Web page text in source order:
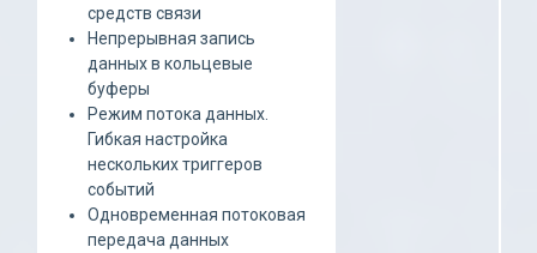
средств связи
Непрерывная запись
данных в кольцевые
буферы
Режим потока данных.
Гибкая настройка
нескольких триггеров
событий
Одновременная потоковая
передача данных